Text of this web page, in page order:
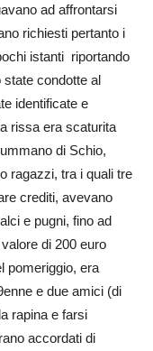
ad affrontarsi
richiesti pertanto i
istanti riportando
state condotte al
identificate e
rissa era scaturita
di Schio,
ragazzi, tra i quali tre
crediti, avevano
e pugni, fino ad
di 200 euro
pomeriggio, era
e due amici (di
rapina e farsi
accordati di